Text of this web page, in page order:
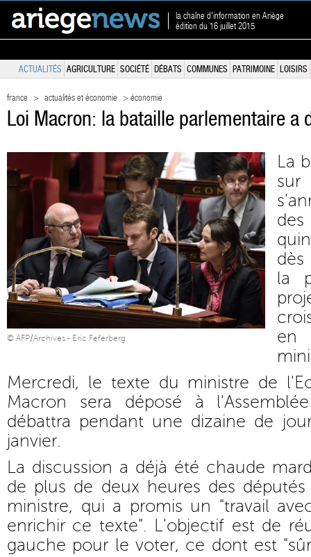
la chaîne d'information en Ariège
édition du 16 juillet 2015
ACTUALITÉS AGRICULTURE SOCIÉTÉ DÉBATS COMMUNES PATRIMOINE LOISIRS
france > actualités et économie > économie
Loi Macron: la bataille parlementaire a
© AFP/Archives - Eric Feferberg
La
sur
dès
la
Mercredi, le texte du ministre de
Macron sera déposé à
débattra pendant une dizaine de
janvier.
La discussion a déjà été chaude
de plus de deux heures des
ministre, qui a promis un "travail
enrichir ce texte". L'objectif est de
gauche pour le voter, ce dont est